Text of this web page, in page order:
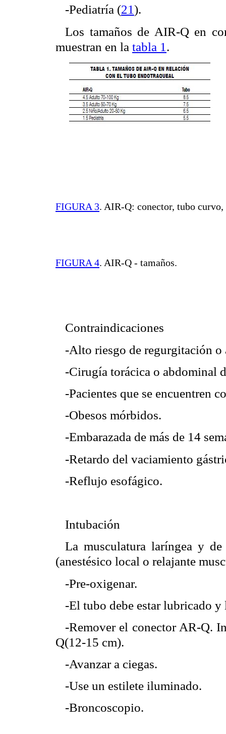
-Pediatría (21).
Los tamaños de AIR-Q en
muestran en la tabla 1 .
FIGURA 3. AIR-Q: conector, tubo
FIGURA 4. AIR-Q - tamaños.
Contraindicaciones
-Alto riesgo de regurgitación o
-Cirugía torácica o abdominal
-Pacientes que se encuentren
-Obesos mórbidos.
-Embarazada de más de 14
-Retardo del vaciamiento
-Reflujo esofágico.
Intubación
La musculatura laríngea y de
(anestésico local o relajante
-Pre-oxigenar.
-El tubo debe estar lubricado y
-Remover el conector AR-Q.
Q(12-15 cm).
-Avanzar a ciegas.
-Use un estilete iluminado.
-Broncoscopio.